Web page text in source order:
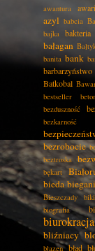
awantura
azyl babcia
bajka bakteria
bałagan
banita bank
barbarzyństwo
Batkobal
bestseller
bezduszność
bezkarność
bezrobocie
beztroska
bękart
bieda
Bieszczady
biografia
biurokracja
bliźniacy
błazen błąd